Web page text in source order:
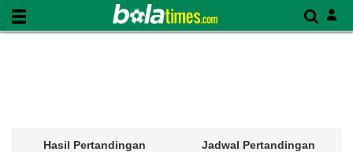
Hasil Pertandingan Jadwal Pertandingan